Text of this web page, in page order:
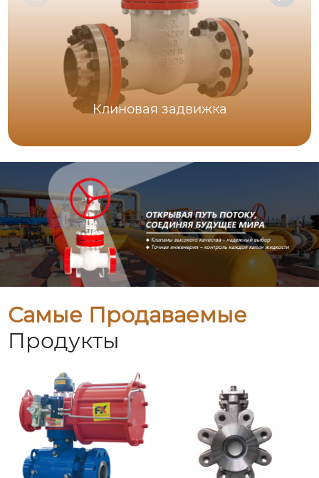
Клиновая задвижка
Самые Продаваемые
Продукты